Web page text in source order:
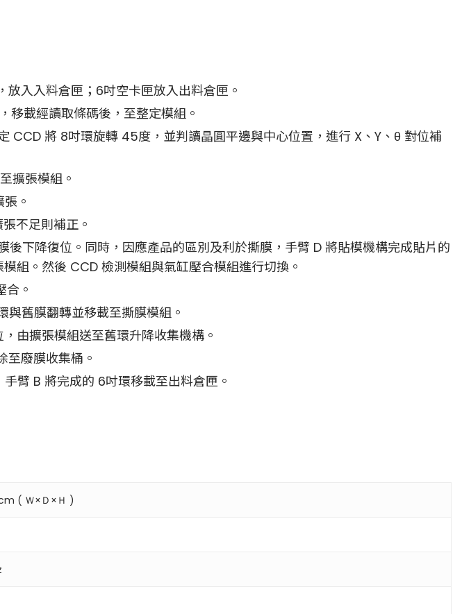
入入料倉匣；6吋空卡匣放入出料倉匣。
移載經讀取條碼後，至整定模組。
CCD 將 8吋環旋轉 45度，並判讀晶圓平邊與中心位置，進行 X、Y、θ 對位補
擴張模組。
。
不足則補正。
後下降復位。同時，因應產品的區別及利於撕膜，手臂 D 將貼模機構完成貼片的
組。然後 CCD 檢測模組與氣缸壓合模組進行切換。
。
與舊膜翻轉並移載至撕膜模組。
由擴張模組送至舊環升降收集機構。
至廢膜收集桶。
臂 B 將完成的 6吋環移載至出料倉匣。
( Ｗ×Ｄ×Ｈ )